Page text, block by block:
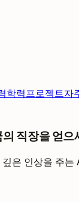
학력프로젝트자
직장을 얻으
은 인상을 주